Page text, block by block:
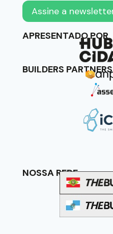
APRESENTADO POR
BUILDERS PARTNERS
NOSSA REDE